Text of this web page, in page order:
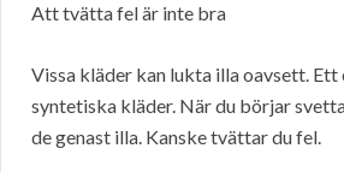
Att tvätta fel är inte bra
Vissa kläder kan lukta illa oavsett. Ett
syntetiska kläder. När du börjar
de genast illa. Kanske tvättar du fel.